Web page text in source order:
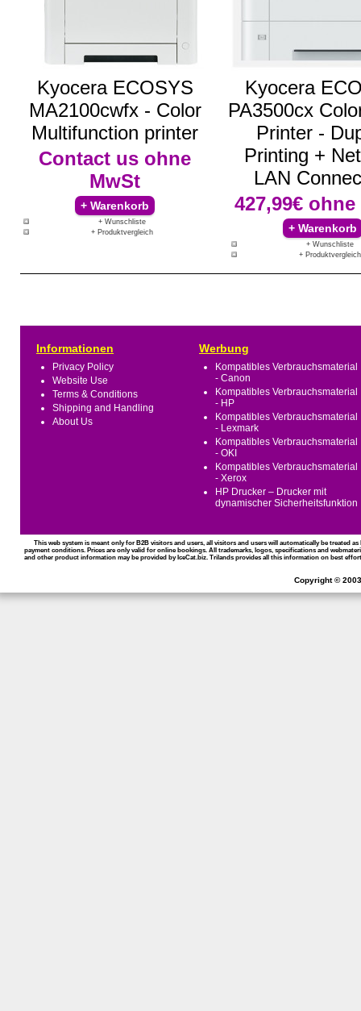
Kyocera ECOSYS
MA2100cwfx - Color
Multifunction printer
Contact us ohne
MwSt
+ Wunschliste
+ Produktvergleich
Kyocera
PA3500cx
Printer -
Printing +
LAN
427,99€ ohne
+ Wunschliste
+ Produktvergleich
Informationen
Privacy Policy
Website Use
Terms & Conditions
Shipping and Handling
About Us
Werbung
Kompatibles Verbrauchsmaterial
- Canon
Kompatibles Verbrauchsmaterial
- HP
Kompatibles Verbrauchsmaterial
- Lexmark
Kompatibles Verbrauchsmaterial
- OKI
Kompatibles Verbrauchsmaterial
- Xerox
HP Drucker – Drucker mit
dynamischer Sicherheitsfunktion
This web system is meant only for B2B visitors and users, all visitors and users will automatically be treated
payment conditions. Prices are only valid for online bookings. All trademarks, logos, specifications and
and other product information may be provided by IceCat.biz. Trilands provides all this information on best
Copyright ©